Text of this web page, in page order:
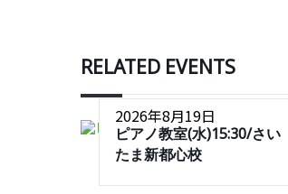
RELATED EVENTS
2026年8月19日
ピアノ教室(水)15:30/さい
たま新都心校